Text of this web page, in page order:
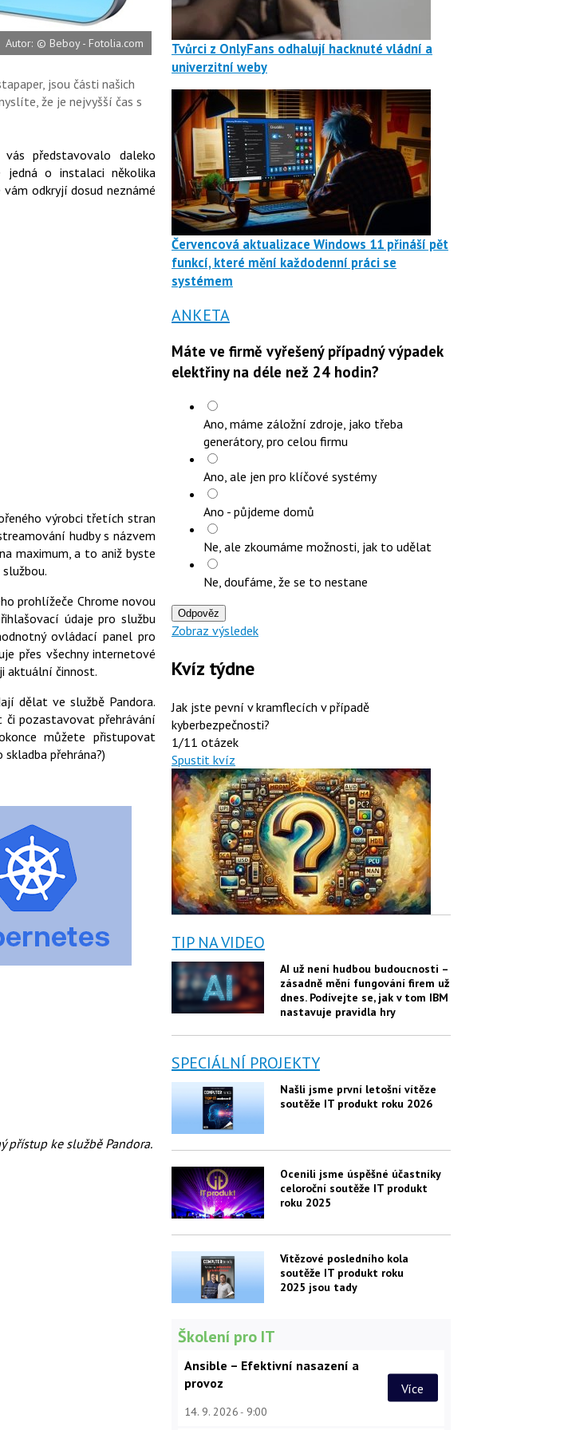
Autor: © Beboy - Fotolia.com
jsou části našich
že je nejvyšší čas s
představovalo daleko
jedná o instalaci několika
odkryjí dosud neznámé
výrobci třetích stran
hudby s názvem
maximum, a to aniž byste
prohlížeče Chrome novou
údaje pro službu
ovládací panel pro
přes všechny internetové
aktuální činnost.
dělat ve službě Pandora.
či pozastavovat přehrávání
můžete přistupovat
přehrána?)
přístup ke službě Pandora.
Tvůrci z OnlyFans odhalují hacknuté vládní a
univerzitní weby
Červencová aktualizace Windows 11 přináší pět
funkcí, které mění každodenní práci se
systémem
ANKETA
Máte ve firmě vyřešený případný výpadek
elektřiny na déle než 24 hodin?
Ano, máme záložní zdroje, jako třeba
generátory, pro celou firmu
Ano, ale jen pro klíčové systémy
Ano - půjdeme domů
Ne, ale zkoumáme možnosti, jak to udělat
Ne, doufáme, že se to nestane
Odpověz
Zobraz výsledek
Kvíz týdne
Jak jste pevní v kramflecích v případě
kyberbezpečnosti?
1/11 otázek
Spustit kvíz
TIP NA VIDEO
AI už není hudbou budoucnosti –
zásadně mění fungování firem už
dnes. Podívejte se, jak v tom IBM
nastavuje pravidla hry
SPECIÁLNÍ PROJEKTY
Našli jsme první letošní vítěze
soutěže IT produkt roku 2026
Ocenili jsme úspěšné účastníky
celoroční soutěže IT produkt
roku 2025
Vítězové posledního kola
soutěže IT produkt roku
2025 jsou tady
Školení pro IT
Ansible – Efektivní nasazení a
provoz
14. 9. 2026 9:00
Více